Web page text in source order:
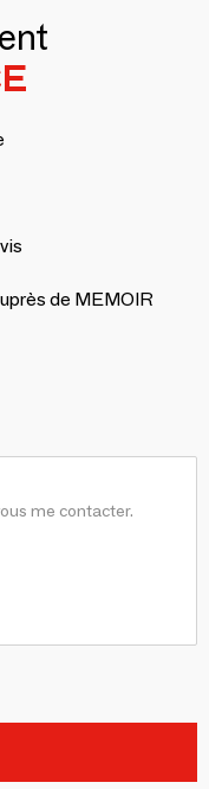
de MEMOIR